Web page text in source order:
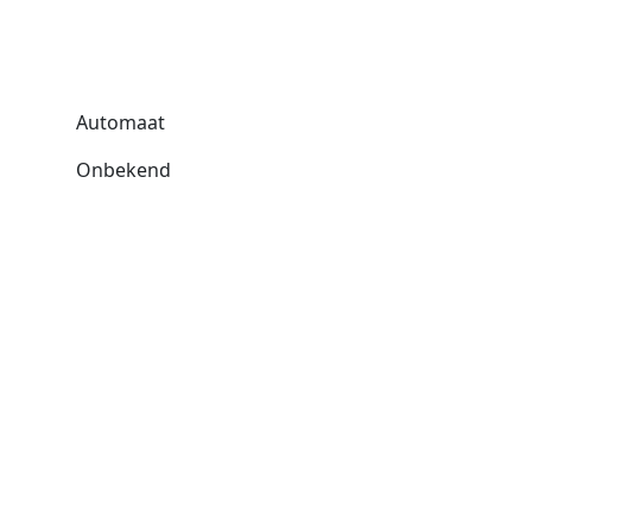
Automaat
Onbekend